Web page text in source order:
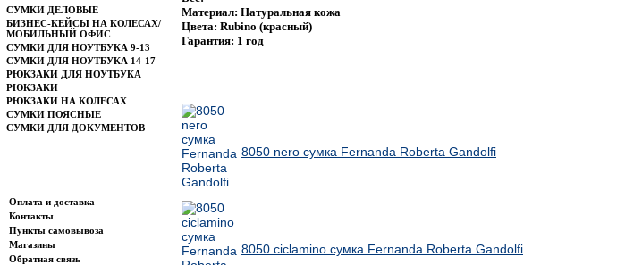
СУМКИ ДЕЛОВЫЕ
БИЗНЕС-КЕЙСЫ НА КОЛЕСАХ/
МОБИЛЬНЫЙ ОФИС
СУМКИ ДЛЯ НОУТБУКА 9-13
СУМКИ ДЛЯ НОУТБУКА 14-17
РЮКЗАКИ ДЛЯ НОУТБУКА
РЮКЗАКИ
РЮКЗАКИ НА КОЛЕСАХ
СУМКИ ПОЯСНЫЕ
СУМКИ ДЛЯ ДОКУМЕНТОВ
Оплата и доставка
Контакты
Пункты самовывоза
Магазины
Обратная связь
Материал: Натуральная кожа
Цвета: Rubino (красный)
Гарантия: 1 год
8050 nero сумка Fernanda Roberta Gandolfi
8050 ciclamino сумка Fernanda Roberta Gandolfi